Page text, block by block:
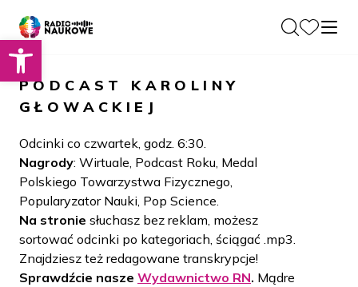
Otwórz pasek narzędzi
O nas
O Radiu
Zespół
Historia
Społeczność
Dla Naukowców
Podcasty
Projekty
LAMU
Beyond Curie
Blog
Kontakt
Wydawnictwo
PODCAST
KAROLINY
GŁOWACKIEJ
Odcinki co czwartek, godz. 6:30.
Nagrody: Wirtuale, Podcast Roku, Medal
Polskiego Towarzystwa Fizycznego,
Popularyzator Nauki, Pop Science.
Na stronie słuchasz bez reklam, możesz
sortować odcinki po kategoriach, ściągać .mp3.
Znajdziesz też redagowane transkrypcje!
Sprawdźcie nasze Wydawnictwo RN. Mądre